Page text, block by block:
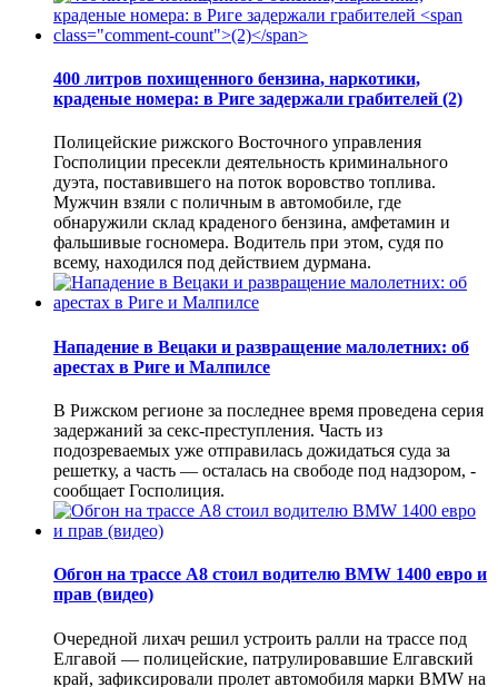
400 литров похищенного бензина, наркотики,
краденые номера: в Риге задержали грабителей (2)
Полицейские рижского Восточного управления
Госполиции пресекли деятельность криминального
дуэта, поставившего на поток воровство топлива.
Мужчин взяли с поличным в автомобиле, где
обнаружили склад краденого бензина, амфетамин и
фальшивые госномера. Водитель при этом, судя по
всему, находился под действием дурмана.
Нападение в Вецаки и развращение малолетних: об
арестах в Риге и Малпилсе
В Рижском регионе за последнее время проведена серия
задержаний за секс-преступления. Часть из
подозреваемых уже отправилась дожидаться суда за
решетку, а часть — осталась на свободе под надзором, -
сообщает Госполиция.
Обгон на трассе А8 стоил водителю BMW 1400 евро и
прав (видео)
Очередной лихач решил устроить ралли на трассе под
Елгавой — полицейские, патрулировавшие Елгавский
край, зафиксировали пролет автомобиля марки BMW на